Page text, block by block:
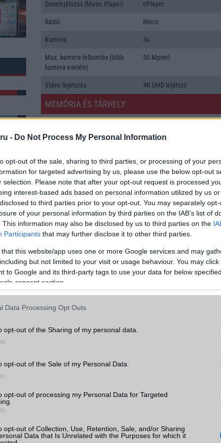
- Do Not Process My Personal Information
opt-out of the sale, sharing to third parties, or processing of your
for targeted advertising by us, please use the below opt-out
selection. Please note that after your opt-out request is processed
interest-based ads based on personal information utilized by us
to third parties prior to your opt-out. You may separately
of your personal information by third parties on the IAB’s list of
This information may also be disclosed by us to third parties on the
Participants that may further disclose it to other third parties.
that this website/app uses one or more Google services and may
but not limited to your visit or usage behaviour. You may
to Google and its third-party tags to use your data for below
consent section.
Data Processing Opt Outs
opt-out of the Sharing of my personal data.
opt-out of the Sale of my Personal Data.
opt-out of processing my Personal Data for Targeted
opt-out of Collection, Use, Retention, Sale, and/or Sharing
Data that Is Unrelated with the Purposes for which it
1
Zenelejátszás (Music Player) ePlayer
Rádió Nincs
Kamera 3x
Max. kamera felbontás (több
kamera esetén)
50 Mpixel
Video lejátszás 4K UHD lejátszó
MEMÓRIA ÉS TÁRHELY
Min. memória 16 GB
Min. háttértár 1000 GB
Memória bővíthetőség Nincs
ADATCSERE
GPRS Van
EDGE Van
WAP 5HTML
EMS /E-mail push eMail
Infraport
Wi-Fi extra 3 sávos
Blackberry Nincs